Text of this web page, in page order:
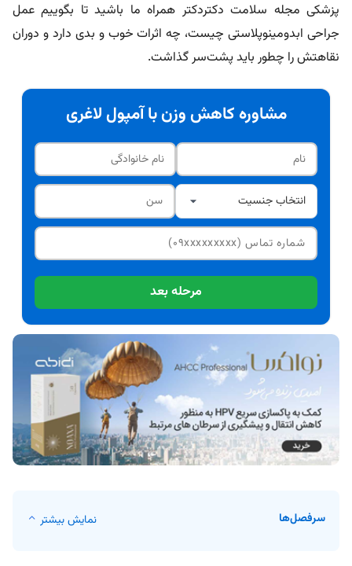
پزشکی مجله سلامت دکتردکتر همراه ما باشید تا بگوییم عمل
جراحی ابدومینوپلاستی چیست، چه اثرات خوب و بدی دارد و دوران
نقاهتش را چطور باید پشت‌سر گذاشت.
مشاوره کاهش وزن با آمپول لاغری
مرحله بعد
سرفصل‌ها نمایش بیشتر